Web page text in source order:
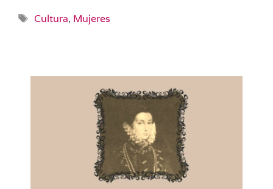
Etiquetas
Cultura, Mujeres